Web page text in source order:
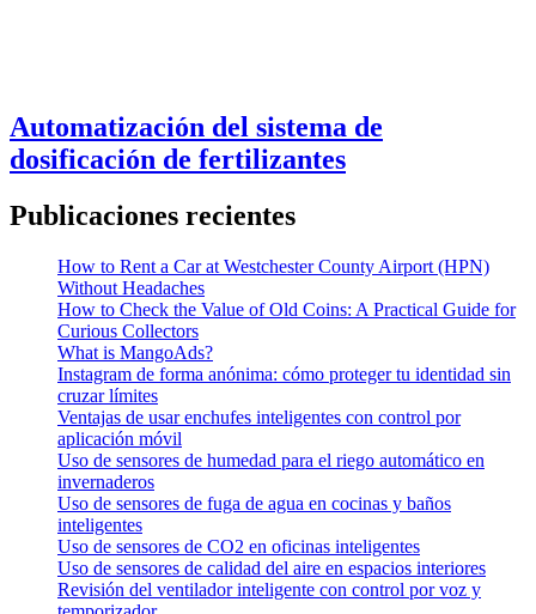
Automatización del sistema de
dosificación de fertilizantes
Publicaciones recientes
How to Rent a Car at Westchester County Airport (HPN)
Without Headaches
How to Check the Value of Old Coins: A Practical Guide for
Curious Collectors
What is MangoAds?
Instagram de forma anónima: cómo proteger tu identidad sin
cruzar límites
Ventajas de usar enchufes inteligentes con control por
aplicación móvil
Uso de sensores de humedad para el riego automático en
invernaderos
Uso de sensores de fuga de agua en cocinas y baños
inteligentes
Uso de sensores de CO2 en oficinas inteligentes
Uso de sensores de calidad del aire en espacios interiores
Revisión del ventilador inteligente con control por voz y